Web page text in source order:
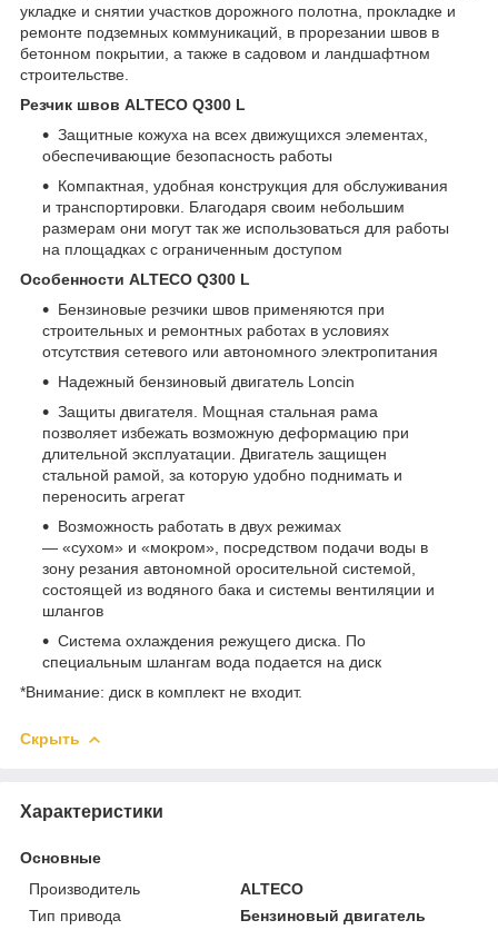
укладке и снятии участков дорожного полотна, прокладке и
ремонте подземных коммуникаций, в прорезании швов в
бетонном покрытии, а также в садовом и ландшафтном
строительстве.
Резчик швов ALTECO Q300 L
Защитные кожуха на всех движущихся элементах,
обеспечивающие безопасность работы
Компактная, удобная конструкция для обслуживания
и транспортировки. Благодаря своим небольшим
размерам они могут так же использоваться для работы
на площадках с ограниченным доступом
Особенности ALTECO Q300 L
Бензиновые резчики швов применяются при
строительных и ремонтных работах в условиях
отсутствия сетевого или автономного электропитания
Надежный бензиновый двигатель Loncin
Защиты двигателя. Мощная стальная рама
позволяет избежать возможную деформацию при
длительной эксплуатации. Двигатель защищен
стальной рамой, за которую удобно поднимать и
переносить агрегат
Возможность работать в двух режимах
— «сухом» и «мокром», посредством подачи воды в
зону резания автономной оросительной системой,
состоящей из водяного бака и системы вентиляции и
шлангов
Система охлаждения режущего диска. По
специальным шлангам вода подается на диск
*Внимание: диск в комплект не входит.
Скрыть
Характеристики
Основные
Производитель
ALTECO
Тип привода
Бензиновый двигатель